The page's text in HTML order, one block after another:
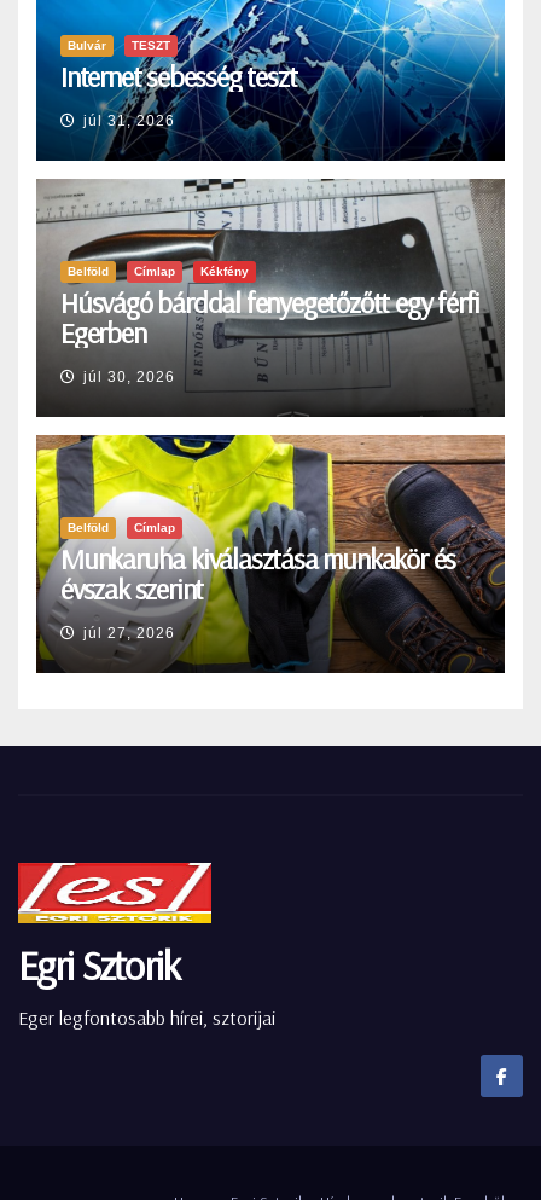
Bulvár TESZT
Internet sebesség teszt
júl 31, 2026
Belföld Címlap Kékfény
Húsvágó bárddal fenyegetőzőtt egy férfi
Egerben
júl 30, 2026
Belföld Címlap
Munkaruha kiválasztása munkakör és
évszak szerint
júl 27, 2026
Egri Sztorik
Eger legfontosabb hírei, sztorijai